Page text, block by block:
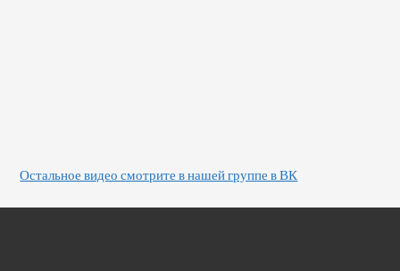
Остальное видео смотрите в нашей группе в ВК